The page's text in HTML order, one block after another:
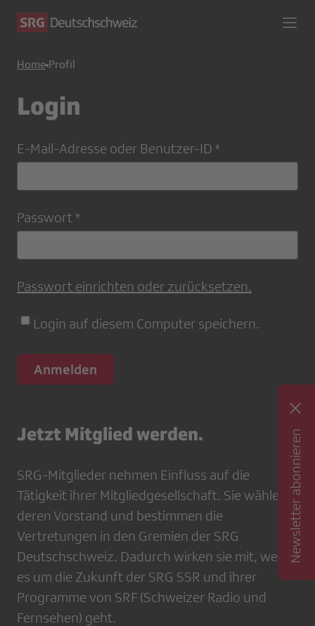
Home Profil
Login
E-Mail-Adresse oder Benutzer-ID
Passwort
Passwort einrichten oder zurücksetzen.
Login auf diesem Computer speichern.
Jetzt Mitglied werden.
SRG-Mitglieder nehmen Einfluss auf die
Tätigkeit ihrer Mitgliedgesellschaft. Sie wählen
deren Vorstand und bestimmen die
Vertretungen in den Gremien der SRG
Deutschschweiz. Dadurch wirken sie mit, wenn
es um die Zukunft der SRG SSR und ihrer
Programme von SRF (Schweizer Radio und
Fernsehen) geht.
Newsletter abonnieren